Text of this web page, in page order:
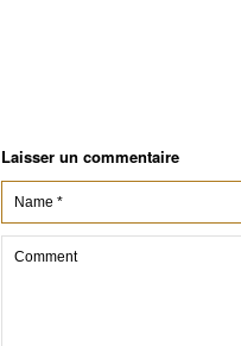
Laisser un commentaire